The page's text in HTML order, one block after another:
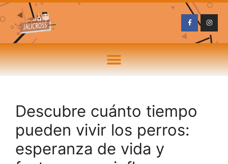
Descubre cuánto tiempo
pueden vivir los perros:
esperanza de vida y